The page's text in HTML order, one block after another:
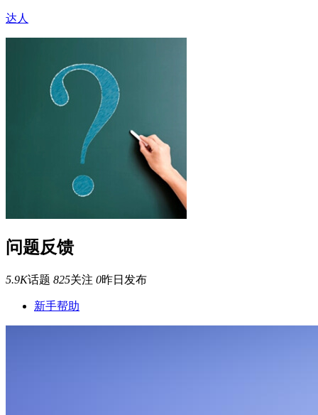
达人
问题反馈
5.9K话题 825关注 0昨日发布
新手帮助